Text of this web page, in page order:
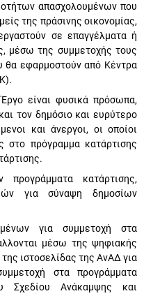
απασχολουμένων που
της πράσινης οικονομίας,
σε επαγγέλματα ή
μέσω της συμμετοχής τους
θα εφαρμοστούν από Κέντρα
είναι φυσικά πρόσωπα,
τον δημόσιο και ευρύτερο
και άνεργοι, οι οποίοι
πρόγραμμα κατάρτισης
κατάρτισης,
για σύναψη δημοσίων
για συμμετοχή στα
μέσω της ψηφιακής
ιστοσελίδας της ΑνΑΔ για
στα προγράμματα
Σχεδίου Ανάκαμψης και